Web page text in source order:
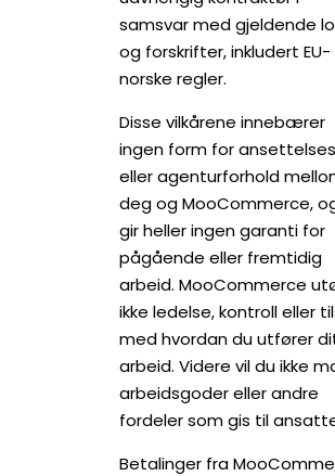
samsvar med gjeldende
og forskrifter, inkludert
norske regler.
Disse vilkårene innebærer
ingen form for
eller agenturforhold
deg og MooCommerce,
gir heller ingen garanti for
pågående eller fremtidig
arbeid. MooCommerce
ikke ledelse, kontroll eller
med hvordan du utfører
arbeid. Videre vil du ikke
arbeidsgoder eller andre
fordeler som gis til
Betalinger fra